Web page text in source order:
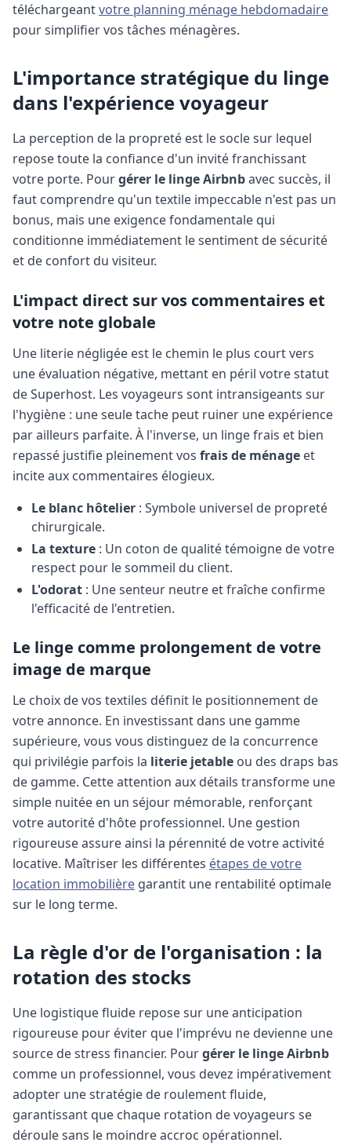
téléchargeantvotre planning ménage hebdomadaire
pour simplifier vos tâches ménagères.
L'importance stratégique du linge
dans l'expérience voyageur
La perception de la propreté est le socle sur lequel
repose toute la confiance d'un invité franchissant
votre porte. Pourgérer le linge Airbnbavec succès, il
faut comprendre qu'un textile impeccable n'est pas un
bonus, mais une exigence fondamentale qui
conditionne immédiatement le sentiment de sécurité
et de confort du visiteur.
L'impact direct sur vos commentaires et
votre note globale
Une literie négligée est le chemin le plus court vers
une évaluation négative, mettant en péril votre statut
de Superhost. Les voyageurs sont intransigeants sur
l'hygiène : une seule tache peut ruiner une expérience
par ailleurs parfaite. À l'inverse, un linge frais et bien
repassé justifie pleinement vos frais de ménage et
incite aux commentaires élogieux.
Le blanc hôtelier : Symbole universel de propreté
chirurgicale.
La texture : Un coton de qualité témoigne de votre
respect pour le sommeil du client.
L'odorat : Une senteur neutre et fraîche confirme
l'efficacité de l'entretien.
Le linge comme prolongement de votre
image de marque
Le choix de vos textiles définit le positionnement de
votre annonce. En investissant dans une gamme
supérieure, vous vous distinguez de la concurrence
qui privilégie parfois la literie jetable ou des draps bas
de gamme. Cette attention aux détails transforme une
simple nuitée en un séjour mémorable, renforçant
votre autorité d'hôte professionnel. Une gestion
rigoureuse assure ainsi la pérennité de votre activité
locative. Maîtriser les différentes étapes de votre
location immobilière garantit une rentabilité optimale
sur le long terme.
La règle d'or de l'organisation : la
rotation des stocks
Une logistique fluide repose sur une anticipation
rigoureuse pour éviter que l'imprévu ne devienne une
source de stress financier. Pourgérer le linge Airbnb
comme un professionnel, vous devez impérativement
adopter une stratégie de roulement fluide,
garantissant que chaque rotation de voyageurs se
déroule sans le moindre accroc opérationnel.